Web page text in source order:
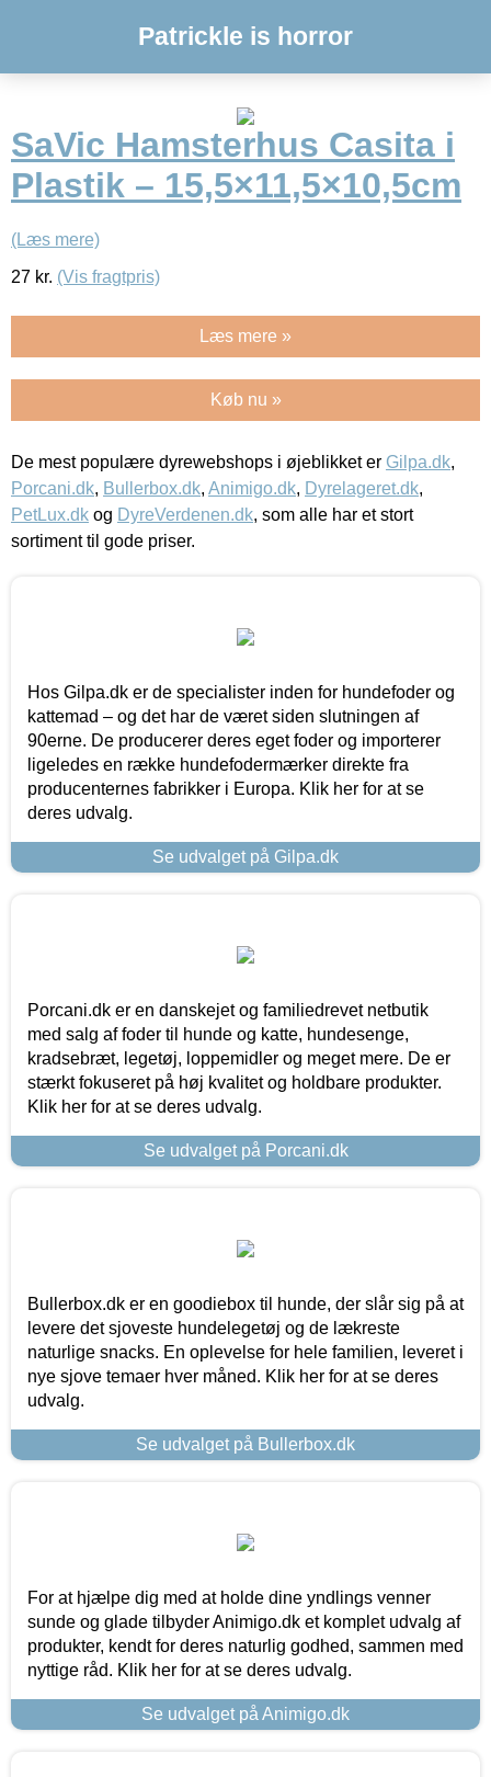
Patrickle is horror
SaVic Hamsterhus Casita i
Plastik – 15,5×11,5×10,5cm
(Læs mere)
27 kr. (Vis fragtpris)
Læs mere »
Køb nu »
De mest populære dyrewebshops i øjeblikket er Gilpa.dk,
Porcani.dk, Bullerbox.dk, Animigo.dk, Dyrelageret.dk,
PetLux.dk og DyreVerdenen.dk, som alle har et stort
sortiment til gode priser.
Hos Gilpa.dk er de specialister inden for hundefoder og
kattemad – og det har de været siden slutningen af
90erne. De producerer deres eget foder og importerer
ligeledes en række hundefodermærker direkte fra
producenternes fabrikker i Europa. Klik her for at se
deres udvalg.
Se udvalget på Gilpa.dk
Porcani.dk er en danskejet og familiedrevet netbutik
med salg af foder til hunde og katte, hundesenge,
kradsebræt, legetøj, loppemidler og meget mere. De er
stærkt fokuseret på høj kvalitet og holdbare produkter.
Klik her for at se deres udvalg.
Se udvalget på Porcani.dk
Bullerbox.dk er en goodiebox til hunde, der slår sig på at
levere det sjoveste hundelegetøj og de lækreste
naturlige snacks. En oplevelse for hele familien, leveret i
nye sjove temaer hver måned. Klik her for at se deres
udvalg.
Se udvalget på Bullerbox.dk
For at hjælpe dig med at holde dine yndlings venner
sunde og glade tilbyder Animigo.dk et komplet udvalg af
produkter, kendt for deres naturlig godhed, sammen med
nyttige råd. Klik her for at se deres udvalg.
Se udvalget på Animigo.dk